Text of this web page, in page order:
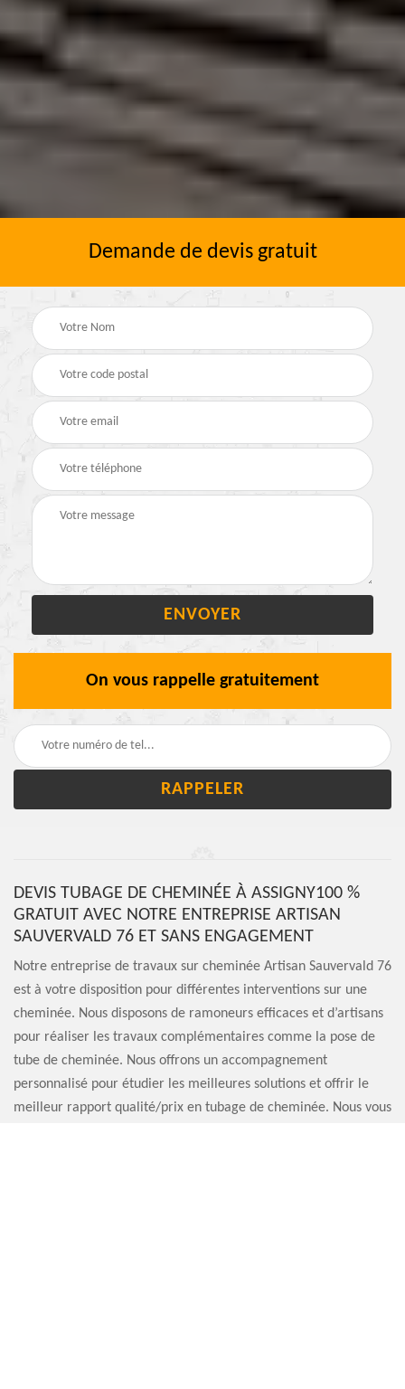
Demande de devis gratuit
On vous rappelle gratuitement
DEVIS TUBAGE DE CHEMINÉE À ASSIGNY100 %
GRATUIT AVEC NOTRE ENTREPRISE ARTISAN
SAUVERVALD 76 ET SANS ENGAGEMENT
Notre entreprise de travaux sur cheminée Artisan Sauvervald 76
est à votre disposition pour différentes interventions sur une
cheminée. Nous disposons de ramoneurs efficaces et d’artisans
pour réaliser les travaux complémentaires comme la pose de
tube de cheminée. Nous offrons un accompagnement
personnalisé pour étudier les meilleures solutions et offrir le
meilleur rapport qualité/prix en tubage de cheminée. Nous vous